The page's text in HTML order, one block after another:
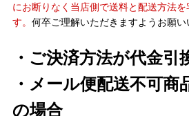
にお断りなく当店側で送料と配送方法
す。 何卒ご理解いただきますようお願い
・ご決済方法が代金引
・メール便配送不可商
の場合